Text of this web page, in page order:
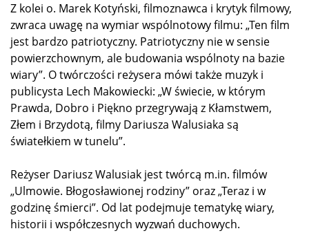
Z kolei o. Marek Kotyński, filmoznawca i krytyk filmowy,
zwraca uwagę na wymiar wspólnotowy filmu: „Ten film
jest bardzo patriotyczny. Patriotyczny nie w sensie
powierzchownym, ale budowania wspólnoty na bazie
wiary”. O twórczości reżysera mówi także muzyk i
publicysta Lech Makowiecki: „W świecie, w którym
Prawda, Dobro i Piękno przegrywają z Kłamstwem,
Złem i Brzydotą, filmy Dariusza Walusiaka są
światełkiem w tunelu”.
Reżyser Dariusz Walusiak jest twórcą m.in. filmów
„Ulmowie. Błogosławionej rodziny” oraz „Teraz i w
godzinę śmierci”. Od lat podejmuje tematykę wiary,
historii i współczesnych wyzwań duchowych.